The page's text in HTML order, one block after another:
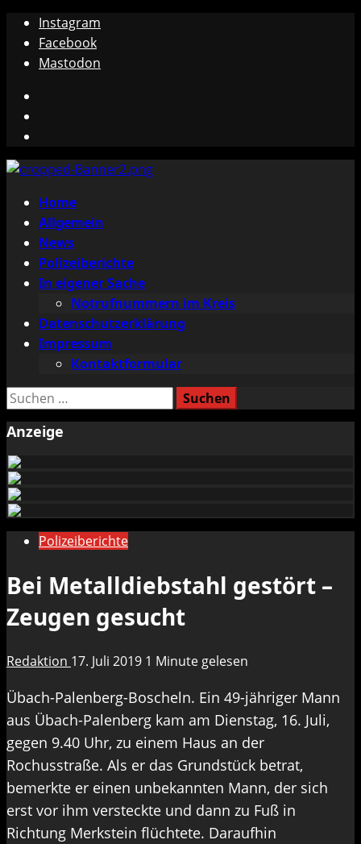
Zum
Inhalt
springen
Instagram
Facebook
Mastodon
Primäres
Menü
Home
Allgemein
News
Polizeiberichte
In eigener Sache
Notrufnummern im Kreis
Datenschutzerklärung
Impressum
Kontaktformular
Suchen
Anzeige
Polizeiberichte
Bei Metalldiebstahl gestört –
Zeugen gesucht
Redaktion 17. Juli 2019 1 Minute gelesen
Übach-Palenberg-Boscheln. Ein 49-jähriger Mann
aus Übach-Palenberg kam am Dienstag, 16. Juli,
gegen 9.40 Uhr, zu einem Haus an der
Rochusstraße. Als er das Grundstück betrat,
bemerkte er einen unbekannten Mann, der sich
erst vor ihm versteckte und dann zu Fuß in
Richtung Merkstein flüchtete. Daraufhin